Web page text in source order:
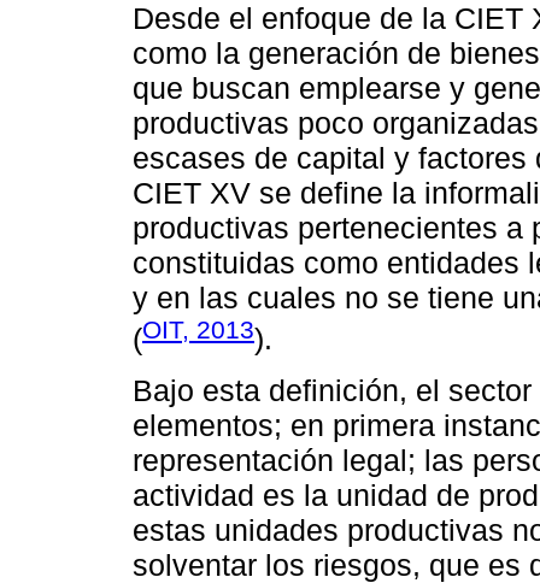
Desde el enfoque de la CIET
como la generación de
que buscan emplearse y
productivas poco
escases de capital y
CIET XV se define la
productivas pertenecientes a
constituidas como entidades
y en las cuales no se tiene
(OIT, 2013).
Bajo esta definición, el
elementos; en primera
representación legal; las
actividad es la unidad de
estas unidades productivas
solventar los riesgos, que es